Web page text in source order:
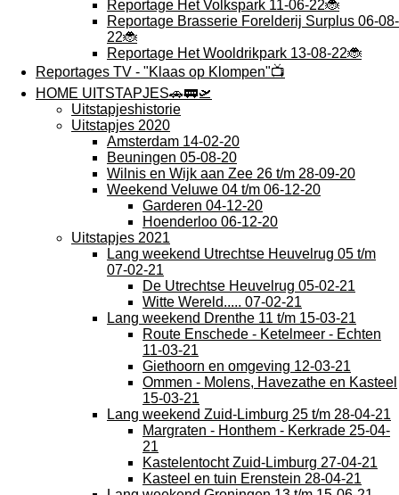
Reportage Het Volkspark 11-06-22🐞
Reportage Brasserie Forelderij Surplus 06-08-
22🐞
Reportage Het Wooldrikpark 13-08-22🐞
Reportages TV - "Klaas op Klompen"📺
HOME UITSTAPJES🚗🚃🛫
Uitstapjeshistorie
Uitstapjes 2020
Amsterdam 14-02-20
Beuningen 05-08-20
Wilnis en Wijk aan Zee 26 t/m 28-09-20
Weekend Veluwe 04 t/m 06-12-20
Garderen 04-12-20
Hoenderloo 06-12-20
Uitstapjes 2021
Lang weekend Utrechtse Heuvelrug 05 t/m
07-02-21
De Utrechtse Heuvelrug 05-02-21
Witte Wereld..... 07-02-21
Lang weekend Drenthe 11 t/m 15-03-21
Route Enschede - Ketelmeer - Echten
11-03-21
Giethoorn en omgeving 12-03-21
Ommen - Molens, Havezathe en Kasteel
15-03-21
Lang weekend Zuid-Limburg 25 t/m 28-04-21
Margraten - Honthem - Kerkrade 25-04-
21
Kastelentocht Zuid-Limburg 27-04-21
Kasteel en tuin Erenstein 28-04-21